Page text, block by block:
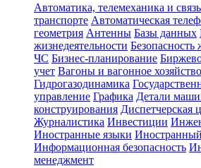
Автоматика, телемеханика и
транспорте Автоматическая
геометрия Антенны Базы данных
жизнедеятельности Безопасность
ЧС Бизнес-планирование
учет Вагоны и вагонное хозяйство
Гидрогазодинамика
управление Графика Детали
конструирования Диспетчерская
Журналистика Инвестиции
Иностранные языки
Информационная безопасность
менеджмент